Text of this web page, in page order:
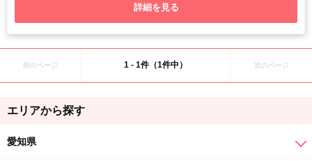
詳細を見る
前のページ 1 - 1件（1件中） 次のページ
エリアから探す
愛知県